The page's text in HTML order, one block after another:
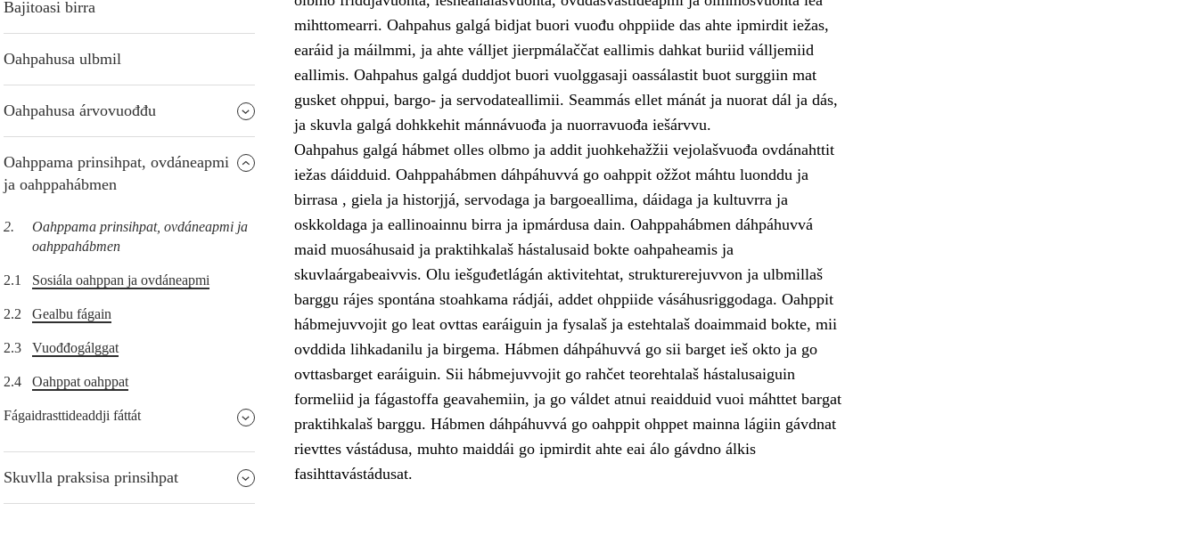
Bajitoasi birra
Oahpahusa ulbmil
Oahpahusa árvovuođđu
Oahppama prinsihpat, ovdáneapmi
ja oahppahábmen
2.
Oahppama prinsihpat, ovdáneapmi ja
oahppahábmen
2.1 Sosiála oahppan ja ovdáneapmi
2.2 Gealbu fágain
2.3 Vuođđogálggat
2.4 Oahppat oahppat
Fágaidrasttideaddji fáttát
Skuvlla praksisa prinsihpat
mihttomearri. Oahpahus galgá bidjat buori vuođu ohppiide das ahte ipmirdit iežas,
earáid ja máilmmi, ja ahte válljet jierpmálaččat eallimis dahkat buriid válljemiid
eallimis. Oahpahus galgá duddjot buori vuolggasaji oassálastit buot surggiin mat
gusket ohppui, bargo- ja servodateallimii. Seammás ellet mánát ja nuorat dál ja dás,
ja skuvla galgá dohkkehit mánnávuođa ja nuorravuođa iešárvvu.
Oahpahus galgá hábmet olles olbmo ja addit juohkehažžii vejolašvuođa ovdánahttit
iežas dáidduid. Oahppahábmen dáhpáhuvvá go oahppit ožžot máhtu luonddu ja
birrasa , giela ja historjjá, servodaga ja bargoeallima, dáidaga ja kultuvrra ja
oskkoldaga ja eallinoainnu birra ja ipmárdusa dain. Oahppahábmen dáhpáhuvvá
maid muosáhusaid ja praktihkalaš hástalusaid bokte oahpaheamis ja
skuvlaárgabeaivvis. Olu iešguđetlágán aktivitehtat, strukturerejuvvon ja ulbmillaš
barggu rájes spontána stoahkama rádjái, addet ohppiide vásáhusriggodaga. Oahppit
hábmejuvvojit go leat ovttas earáiguin ja fysalaš ja estehtalaš doaimmaid bokte, mii
ovddida lihkadanilu ja birgema. Hábmen dáhpáhuvvá go sii barget ieš okto ja go
ovttasbarget earáiguin. Sii hábmejuvvojit go rahčet teorehtalaš hástalusaiguin
formeliid ja fágastoffa geavahemiin, ja go váldet atnui reaidduid vuoi máhttet bargat
praktihkalaš barggu. Hábmen dáhpáhuvvá go oahppit ohppet mainna lágiin gávdnat
rievttes vástádusa, muhto maiddái go ipmirdit ahte eai álo gávdno álkis
fasihttavástádusat.